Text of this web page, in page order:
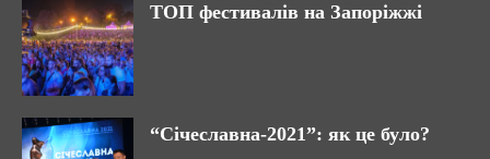
ТОП фестивалів на Запоріжжі
“Січеславна-2021”: як це було?